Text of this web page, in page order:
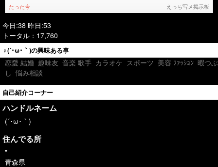
今日:38 昨日:53
トータル：17,760
♀(´･ω･｀)の興味ある事
恋愛 結婚 趣味友 音楽 歌手 カラオケ スポーツ 美容 ﾌｧｯｼｮﾝ 暇つぶ
し 悩み相談
自己紹介コーナー
ハンドルネーム
(´･ω･｀)
住んでる所
"
青森県